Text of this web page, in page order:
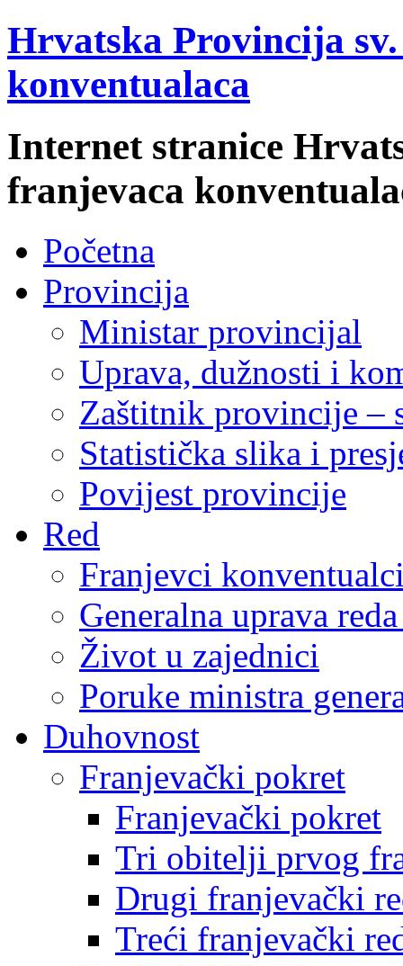
Hrvatska Provincija
konventualaca
Internet stranice
franjevaca
Početna
Provincija
Ministar provincijal
Uprava, dužnosti i
Zaštitnik provincije –
Statistička slika i
Povijest provincije
Red
Franjevci
Generalna uprava
Život u zajednici
Poruke ministra
Duhovnost
Franjevački pokret
Franjevački pokret
Tri obitelji prvog
Drugi franjevački
Treći franjevački